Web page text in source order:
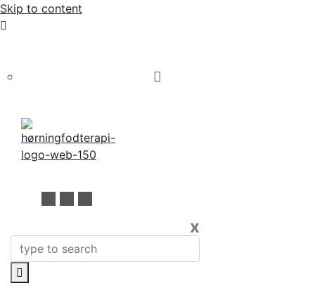
Skip to content
x